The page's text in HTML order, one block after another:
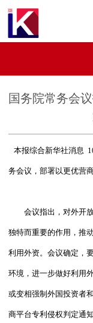
国务院常务会
本报综合新华社消息
务会议，部署以更优营
会议指出，对外开放
独特而重要的作用，推
利用外资。会议确定，
环境，进一步做好利用
或变相强制外国投资者
商平台专利侵权判定通